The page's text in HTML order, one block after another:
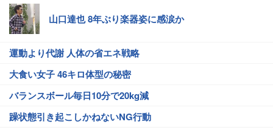
山口達也 8年ぶり楽器姿に感涙か
運動より代謝 人体の省エネ戦略
大食い女子 46キロ体型の秘密
バランスボール毎日10分で20kg減
躁状態引き起こしかねないNG行動